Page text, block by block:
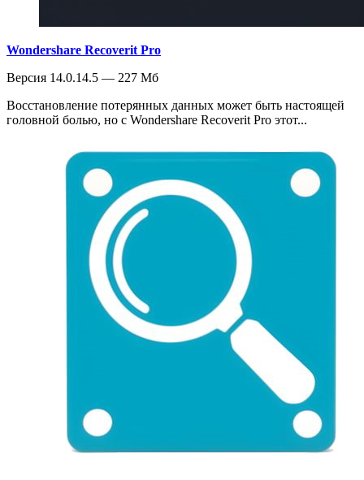
Wondershare Recoverit Pro
Версия 14.0.14.5 — 227 Мб
Восстановление потерянных данных может быть настоящей
головной болью, но с Wondershare Recoverit Pro этот...